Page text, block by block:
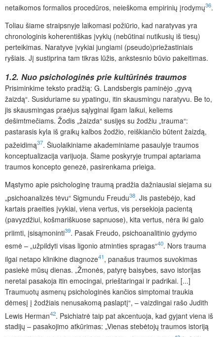
netaikomos formalios procedūros, neieškoma empirinių įrodymų36.
Toliau šiame straipsnyje laikomasi požiūrio, kad naratyvas yra
chronologinis koherentiškas įvykių (nebūtinai nutikusių iš tiesų)
perteikimas. Naratyve įvykiai jungiami (pseudo)priežastiniais
ryšiais. Jį sustiprina tam tikras lūžis, ankstesnio būvio pakeitimas.
1.2. Nuo psichologinės prie kultūrinės traumos
Prisiminkime teksto pradžią: G. Landsbergis paminėjo „gyvą
žaizdą“. Susiduriame su ypatingu, itin skausmingu naratyvu. Be to,
jis skausmingas praėjus sąlyginai ilgam laikui, keliems
dešimtmečiams. Žodis „žaizda“ susijęs su žodžiu „trauma“:
pastarasis kyla iš graikų kalbos žodžio, reiškiančio būtent žaizdą,
pažeidimą37. Šiuolaikiniame akademiniame pasaulyje traumos
konceptualizacija varijuoja. Šiame poskyryje trumpai aptariama
traumos koncepto genezė, pasirenkama prieiga.
Mąstymo apie psichologinę traumą pradžia dažniausiai siejama su
„psichoanalizės tėvu“ Sigmundu Freudu38. Jis pastebėjo, kad
kartais praeities įvykiai, viena vertus, vis persekioja pacientą
(pavyzdžiui, košmariškuose sapnuose), kita vertus, nėra iki galo
priimti, įsisąmoninti39. Pasak Freudo, psichoanalitinio gydymo
esmė – „užpildyti visas ligonio atminties spragas“40. Nors trauma
ilgai netapo klinikine diagnoze41, panašus traumos suvokimas
pasiekė mūsų dienas. „Žmonės, patyrę baisybes, savo istorijas
neretai pasakoja itin emocingai, prieštaringai ir padrikai. [...]
Traumuotų asmenų psichologinės kančios simptomai traukia
dėmesį į žodžiais nenusakomą paslaptį“, – vaizdingai rašo Judith
Lewis Herman42. Psichiatrė taip pat akcentuoja, kad gyjant viena iš
stadijų – pasakojimo atkūrimas: „Vienas stebėtojų traumos istoriją